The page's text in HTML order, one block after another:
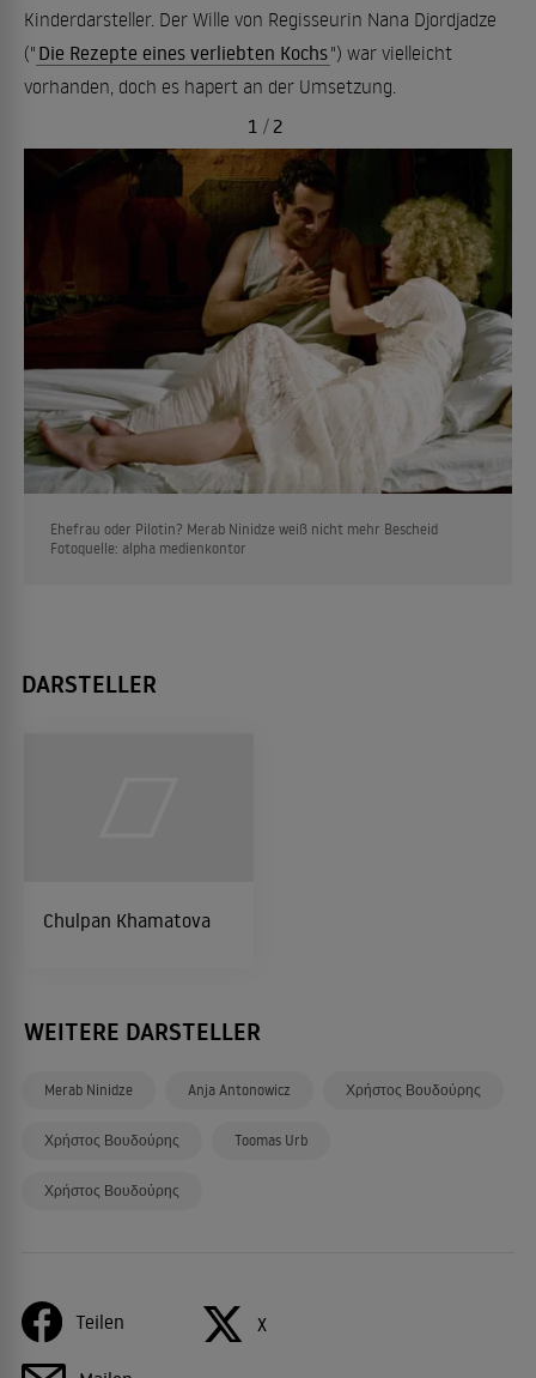
Kinderdarsteller. Der Wille von Regisseurin Nana Djordjadze
(" Die Rezepte eines verliebten Kochs") war vielleicht
vorhanden, doch es hapert an der Umsetzung.
Ehefrau oder Pilotin? Merab Ninidze weiß nicht mehr Bescheid
Fotoquelle: alpha medienkontor
1 / 2
DARSTELLER
Chulpan Khamatova
WEITERE DARSTELLER
Merab Ninidze Anja Antonowicz Χρήστος Βουδούρης
Χρήστος Βουδούρης Toomas Urb
Χρήστος Βουδούρης
Teilen X